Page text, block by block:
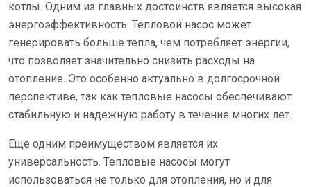
котлы. Одним из главных достоинств является высокая
энергоэффективность. Тепловой насос может
генерировать больше тепла, чем потребляет энергии,
что позволяет значительно снизить расходы на
отопление. Это особенно актуально в долгосрочной
перспективе, так как тепловые насосы обеспечивают
стабильную и надежную работу в течение многих лет.
Еще одним преимуществом является их
универсальность. Тепловые насосы могут
использоваться не только для отопления, но и для